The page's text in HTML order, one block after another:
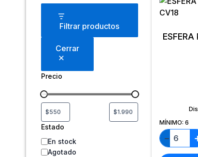
Filtrar productos
Cerrar
Precio
Estado
En stock
Agotado
MÍNIMO: 6
−